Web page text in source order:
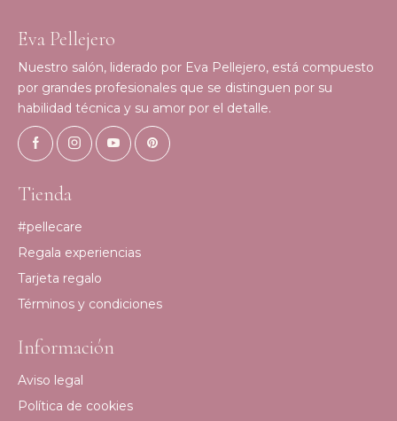
Eva Pellejero
Nuestro salón, liderado por Eva Pellejero, está compuesto
por grandes profesionales que se distinguen por su
habilidad técnica y su amor por el detalle.
Tienda
#pellecare
Regala experiencias
Tarjeta regalo
Términos y condiciones
Información
Aviso legal
Política de cookies